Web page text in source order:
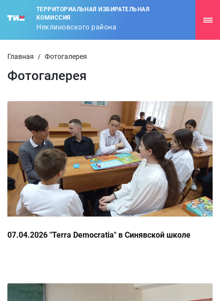
ТЕРРИТОРИАЛЬНАЯ ИЗБИРАТЕЛЬНАЯ
КОМИССИЯ
Неклиновского района
Главная / Фотогалерея
Фотогалерея
07.04.2026 "Terra Democratia" в Синявской школе